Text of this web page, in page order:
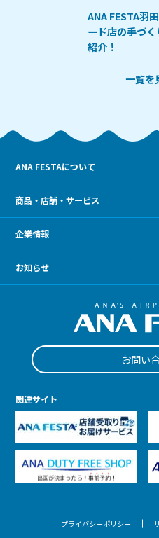
ANA FESTA羽
ード店の手づ
紹介！
一覧を
ANA FESTAについて
商品・店舗・サービス
企業情報
お知らせ
お問い
関連サイト
プライバシーポリシー